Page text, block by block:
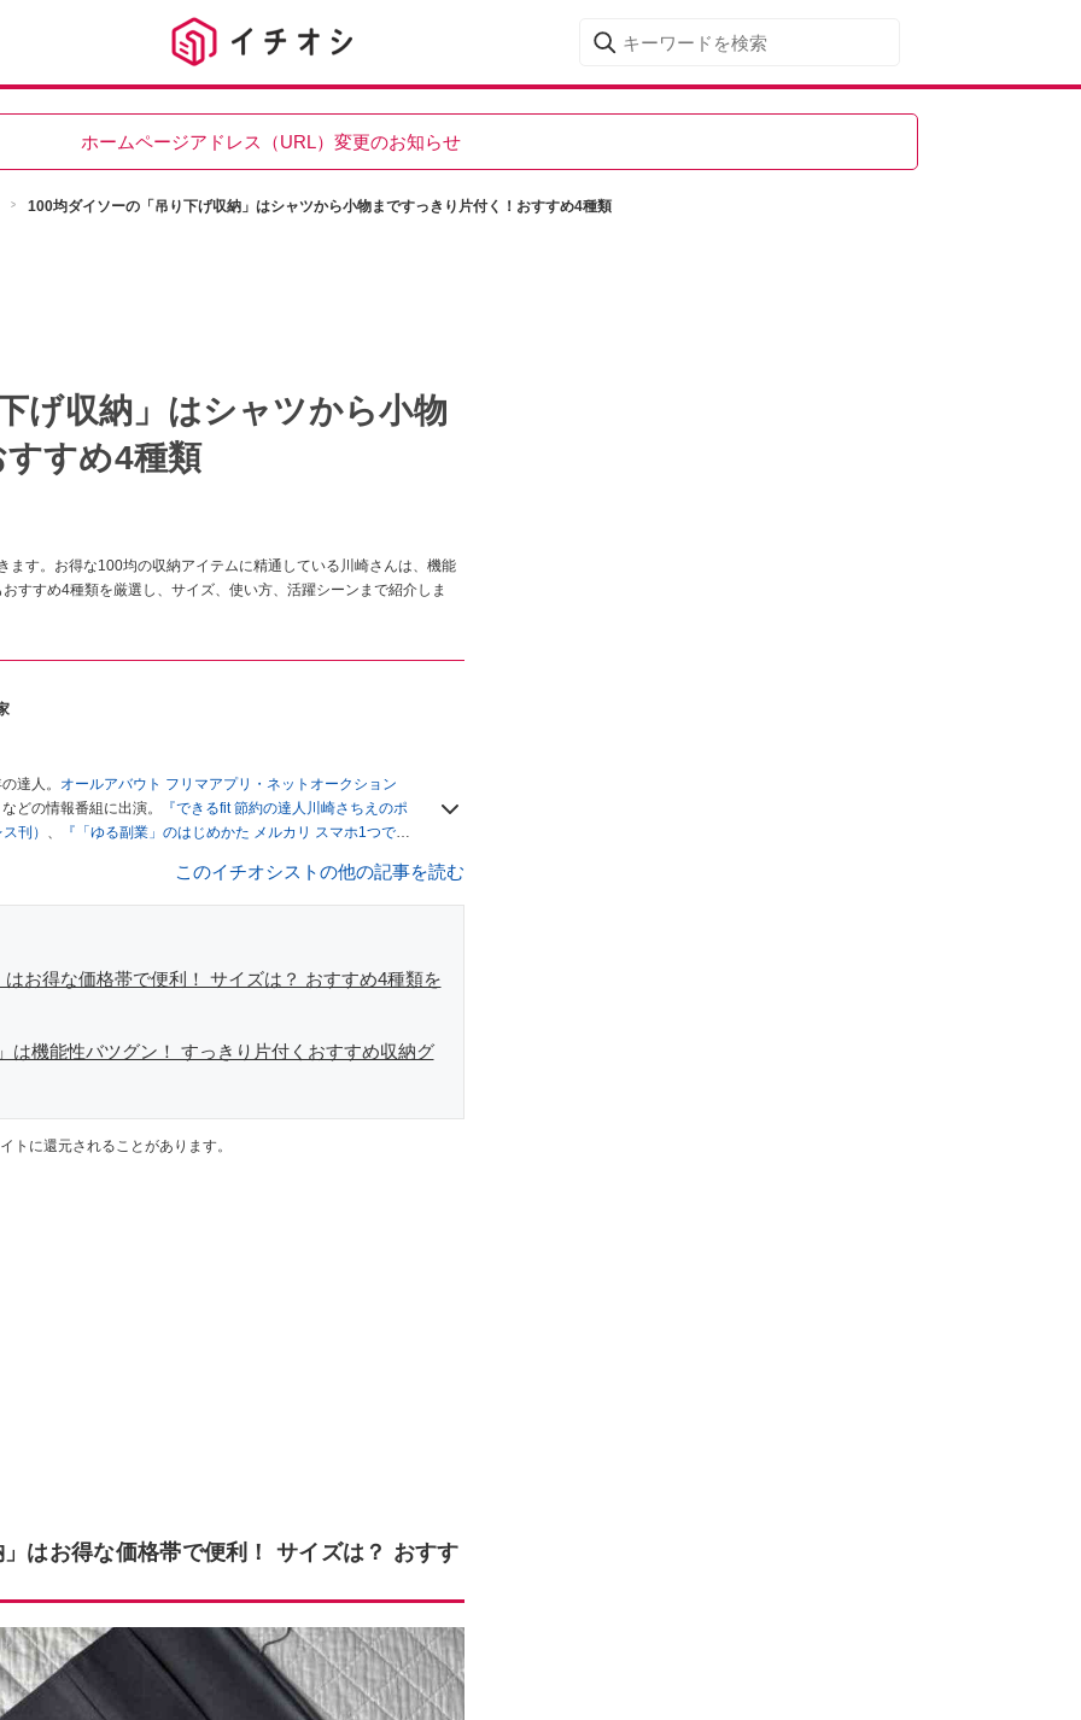
ホームページアドレス（URL）変更のお知らせ
100均ダイソーの「吊り下げ収納」はシャツから小物まですっきり片付く！おすすめ4種類
げ収納」はシャツから小物
すめ4種類
す。お得な100均の収納アイテムに精通している川崎さんは、機能
すすめ4種類を厳選し、サイズ、使い方、活躍シーンまで紹介しま
達人。
オールアバウト フリマアプリ・ネットオークション
などの情報番組に出演。
『できるfit 節約の達人川崎さちえのポ
刊） 、
『「ゆる副業」のはじめかた メルカリ スマホ1つでス
。翌月からの給料が０円になり、家にいながら、しかも空
の仕方がわからずに、まずは落札者として参加。その後、出
マアプリが家計の救世主になりえると考え、業者とは違う視
このイチオシストの他の記事を読む
お得な価格帯で便利！ サイズは？ おすすめ4種類を
は機能性バツグン！ すっきり片付くおすすめ収納グ
に還元されることがあります。
はお得な価格帯で便利！ サイズは？ おすす